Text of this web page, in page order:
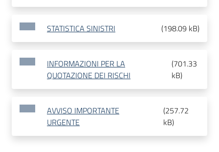
STATISTICA SINISTRI (198.09 kB)
INFORMAZIONI PER LA
QUOTAZIONE DEI RISCHI
(701.33
kB)
AVVISO IMPORTANTE
URGENTE
(257.72
kB)